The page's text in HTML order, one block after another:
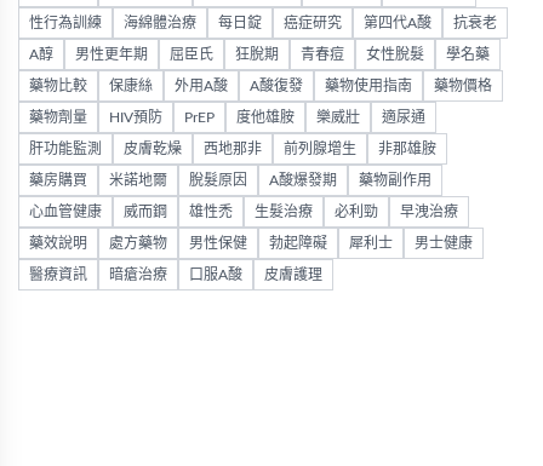
性行為訓練 海綿體治療 每日錠 癌症研究 第四代A酸 抗衰老
A醇 男性更年期 屈臣氏 狂脫期 青春痘 女性脫髮 學名藥
藥物比較 保康絲 外用A酸 A酸復發 藥物使用指南 藥物價格
藥物劑量 HIV預防 PrEP 度他雄胺 樂威壯 適尿通
肝功能監測 皮膚乾燥 西地那非 前列腺增生 非那雄胺
藥房購買 米諾地爾 脫髮原因 A酸爆發期 藥物副作用
心血管健康 威而鋼 雄性禿 生髮治療 必利勁 早洩治療
藥效說明 處方藥物 男性保健 勃起障礙 犀利士 男士健康
醫療資訊 暗瘡治療 口服A酸 皮膚護理